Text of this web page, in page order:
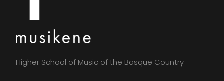
Higher School of Music of the Basque Country